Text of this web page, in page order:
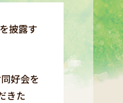
披露す
好会を
きた